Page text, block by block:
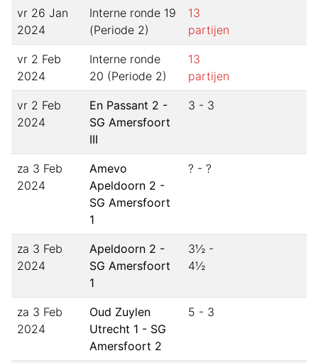
vr 26 Jan
2024
Interne ronde 19
(Periode 2)
13
partijen
vr 2 Feb
2024
Interne ronde
20 (Periode 2)
13
partijen
vr 2 Feb
2024
En Passant 2 -
SG Amersfoort
III
3 - 3
za 3 Feb
2024
Amevo
Apeldoorn 2 -
SG Amersfoort
1
? - ?
za 3 Feb
2024
Apeldoorn 2 -
SG Amersfoort
1
3½ -
4½
za 3 Feb
2024
Oud Zuylen
Utrecht 1 - SG
Amersfoort 2
5 - 3